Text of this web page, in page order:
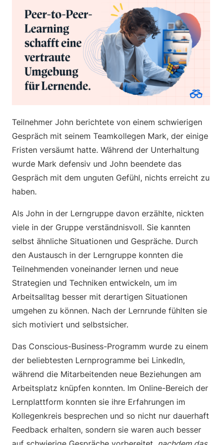
Teilnehmer John berichtete von einem schwierigen
Gespräch mit seinem Teamkollegen Mark, der einige
Fristen versäumt hatte. Während der Unterhaltung
wurde Mark defensiv und John beendete das
Gespräch mit dem unguten Gefühl, nichts erreicht zu
haben.
Als John in der Lerngruppe davon erzählte, nickten
viele in der Gruppe verständnisvoll. Sie kannten
selbst ähnliche Situationen und Gespräche. Durch
den Austausch in der Lerngruppe konnten die
Teilnehmenden voneinander lernen und neue
Strategien und Techniken entwickeln, um im
Arbeitsalltag besser mit derartigen Situationen
umgehen zu können. Nach der Lernrunde fühlten sie
sich motiviert und selbstsicher.
Das Conscious-Business-Programm wurde zu einem
der beliebtesten Lernprogramme bei LinkedIn,
während die Mitarbeitenden neue Beziehungen am
Arbeitsplatz knüpfen konnten. Im Online-Bereich der
Lernplattform konnten sie ihre Erfahrungen im
Kollegenkreis besprechen und so nicht nur dauerhaft
Feedback erhalten, sondern sie waren auch besser